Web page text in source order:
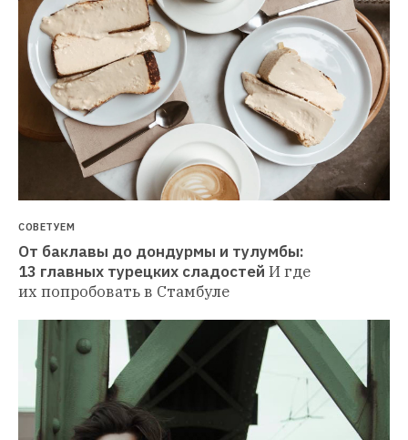
СОВЕТУЕМ
От баклавы до дондурмы и тулумбы:
13 главных турецких сладостей И где
их попробовать в Стамбуле